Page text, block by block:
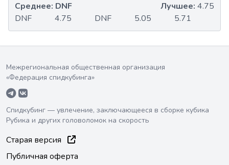
DNF 4.75 DNF 5.05 5.71
Среднее: DNF Лучшее: 4.75
Межрегиональная общественная организация
«Федерация спидкубинга»
Спидкубинг — увлечение, заключающееся в сборке кубика
Рубика и других головоломок на скорость
Старая версия
Публичная оферта